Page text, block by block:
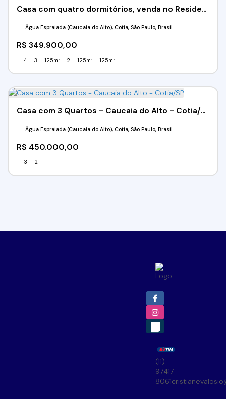
Casa com quatro dormitórios, venda no Residencial Flores do Aguassaí -Cotia/SP
R$ 349.900,00
Água Espraiada (Caucaia do Alto), Cotia, São Paulo, Brasil
4 3 125m² 2 125m² 125m²
Casa com 3 Quartos - Caucaia do Alto - Cotia/SP
R$ 450.000,00
Água Espraiada (Caucaia do Alto), Cotia, São Paulo, Brasil
3 2
(11)
97417-
8061